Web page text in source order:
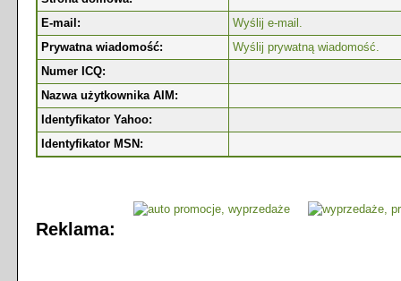
E-mail:
Wyślij e-mail.
Prywatna wiadomość:
Wyślij prywatną wiadomość.
Numer ICQ:
Nazwa użytkownika AIM:
Identyfikator Yahoo:
Identyfikator MSN:
Reklama: